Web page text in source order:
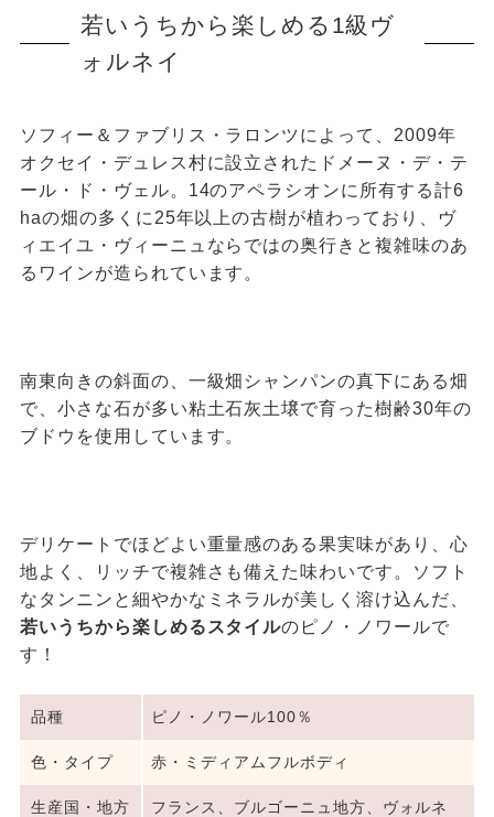
若いうちから楽しめる1級ヴ
ォルネイ
ソフィー＆ファブリス・ラロンツによって、2009年
オクセイ・デュレス村に設立されたドメーヌ・デ・テ
ール・ド・ヴェル。14のアペラシオンに所有する計6
haの畑の多くに25年以上の古樹が植わっており、ヴ
ィエイユ・ヴィーニュならではの奥行きと複雑味のあ
るワインが造られています。
南東向きの斜面の、一級畑シャンパンの真下にある畑
で、小さな石が多い粘土石灰土壌で育った樹齢30年の
ブドウを使用しています。
デリケートでほどよい重量感のある果実味があり、心
地よく、リッチで複雑さも備えた味わいです。ソフト
なタンニンと細やかなミネラルが美しく溶け込んだ、
若いうちから楽しめるスタイルのピノ・ノワールで
す！
品種 ピノ・ノワール100％
色・タイプ 赤・ミディアムフルボディ
生産国・地方 フランス、ブルゴーニュ地方、ヴォルネ